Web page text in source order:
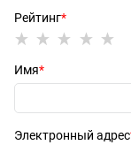
Рейтинг
Имя
Электронный адрес